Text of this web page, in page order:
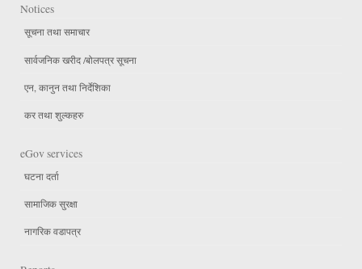
Notices
सूचना तथा समाचार
सार्वजनिक खरीद /बोलपत्र सूचना
एन, कानुन तथा निर्देशिका
कर तथा शुल्कहरु
eGov services
घटना दर्ता
सामाजिक सुरक्षा
नागरिक वडापत्र